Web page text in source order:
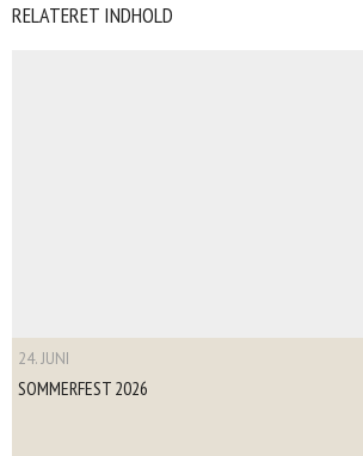
RELATERET INDHOLD
24. JUNI
SOMMERFEST 2026